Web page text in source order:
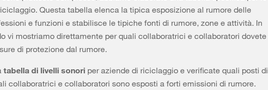
Questa tabella elenca la tipica esposizione al rumore delle
e funzioni e stabilisce le tipiche fonti di rumore, zone e attività. In
vi mostriamo direttamente per quali collaboratrici e collaboratori dovete
di protezione dal rumore.
tabella di livelli sonori per aziende di riciclaggio e verificate quali posti di
collaboratrici e collaboratori sono esposti a forti emissioni di rumore.